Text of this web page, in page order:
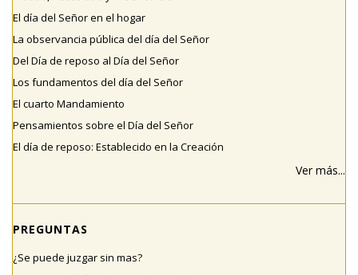
El día del Señor en el hogar
La observancia pública del día del Señor
Del Día de reposo al Día del Señor
Los fundamentos del día del Señor
El cuarto Mandamiento
Pensamientos sobre el Día del Señor
El día de reposo: Establecido en la Creación
Ver más...
PREGUNTAS
¿Se puede juzgar sin mas?